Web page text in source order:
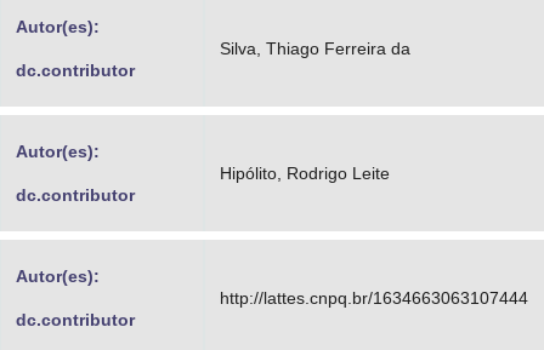
Autor(es):
dc.contributor
Silva, Thiago Ferreira da
Autor(es):
dc.contributor
Hipólito, Rodrigo Leite
Autor(es):
dc.contributor
http://lattes.cnpq.br/1634663063107444